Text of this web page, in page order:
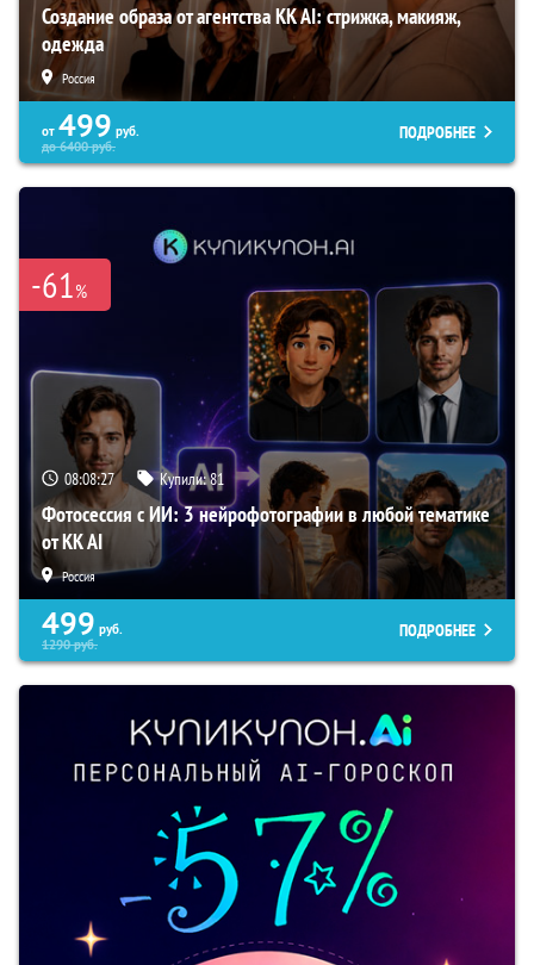
Создание образа от агентства KK AI: стрижка, макияж,
одежда
Россия
от 499 руб.
до6400руб.
ПОДРОБНЕЕ
-61%
08:08:26 Купили:81
Фотосессия с ИИ: 3 нейрофотографии в любой тематике
от KK AI
Россия
499 руб.
1290руб.
ПОДРОБНЕЕ